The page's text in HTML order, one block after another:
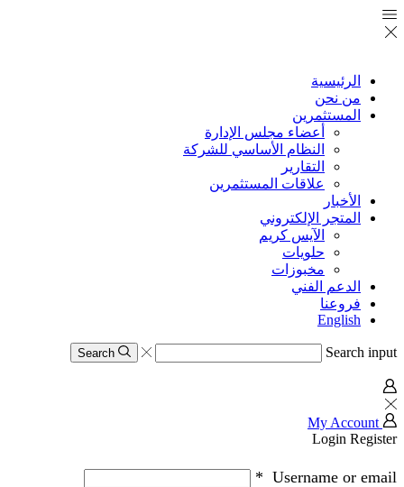
الرئيسية
من نحن
المستثمرين
أعضاء مجلس الإدارة
النظام الأساسي للشركة
التقارير
علاقات المستثمرين
الأخبار
المتجر الإلكتروني
الآيس كريم
حلويات
مخبوزات
الدعم الفني
فروعنا
English
Search input
Search
My Account
Login Register
Username or email
*